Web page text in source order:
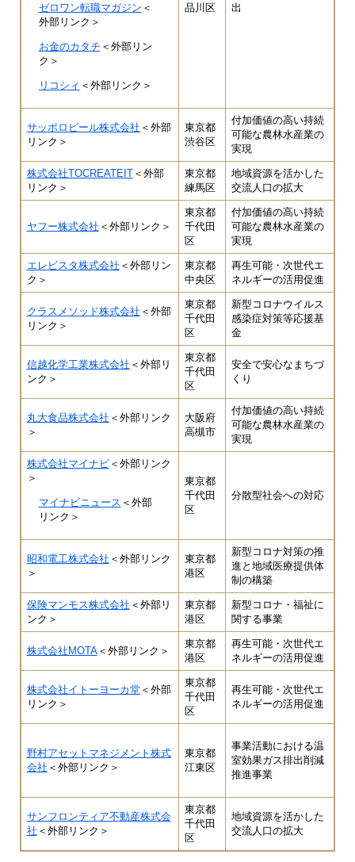
ゼロワン転職マガジン ＜
外部リンク＞
お金のカタチ ＜外部リン
ク＞
リコシィ ＜外部リンク＞
品川区
出
サッポロビール株式会社 ＜外部
リンク＞
東京都
渋谷区
付加価値の高い持続
可能な農林水産業の
実現
株式会社TOCREATEIT＜外部
リンク＞
東京都
練馬区
地域資源を活かした
交流人口の拡大
ヤフー株式会社 ＜外部リンク＞
東京都
千代田
区
付加価値の高い持続
可能な農林水産業の
実現
エレビスタ株式会社 ＜外部リン
ク＞
東京都
中央区
再生可能・次世代エ
ネルギーの活用促進
クラスメソッド株式会社 ＜外部
リンク＞
東京都
千代田
区
新型コロナウイルス
感染症対策等応援基
金
信越化学工業株式会社 ＜外部リ
ンク＞
東京都
千代田
区
安全で安心なまちづ
くり
丸大食品株式会社 ＜外部リンク
＞
大阪府
高槻市
付加価値の高い持続
可能な農林水産業の
実現
株式会社マイナビ＜外部リンク
＞
マイナビニュース ＜外部
リンク＞
東京都
千代田
区
分散型社会への対応
昭和電工株式会社 ＜外部リンク
＞
東京都
港区
新型コロナ対策の推
進と地域医療提供体
制の構築
保険マンモス株式会社 ＜外部リ
ンク＞
東京都
港区
新型コロナ・福祉に
関する事業
株式会社MOTA＜外部リンク＞
東京都
港区
再生可能・次世代エ
ネルギーの活用促進
株式会社イトーヨーカ堂＜外部
リンク＞
東京都
千代田
区
再生可能・次世代エ
ネルギーの活用促進
野村アセットマネジメント株式
会社 ＜外部リンク＞
東京都
江東区
事業活動における温
室効果ガス排出削減
推進事業
サンフロンティア不動産株式会
社 ＜外部リンク＞
東京都
千代田
区
地域資源を活かした
交流人口の拡大